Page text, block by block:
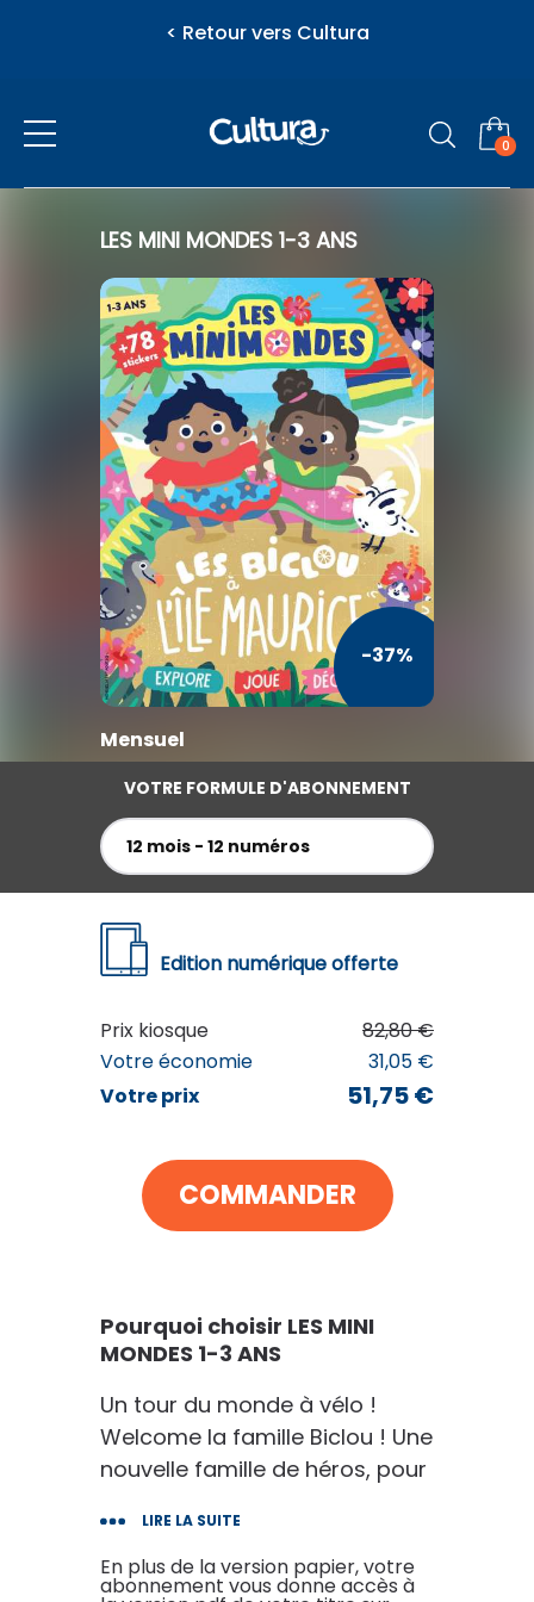
< Retour vers Cultura
eZily - Votre Kiosque numérique
Actualité
Féminins / Santé
Jeunesse
Loisirs / Culture
TV / Vie Pratique
Presse Professionnelle
Je l'éloigne des écrans
0
LES MINI MONDES 1-3 ANS
-37%
Mensuel
VOTRE FORMULE D'ABONNEMENT
12 mois - 12 numéros
Edition numérique offerte
Prix kiosque
82,80 €
Votre économie
31,05 €
Votre prix
51,75 €
COMMANDER
Pourquoi choisir LES MINI
MONDES 1-3 ANS
Un tour du monde à vélo !
Welcome la famille Biclou ! Une
nouvelle famille de héros, pour
monde à vélo.
Eh oui, après 4 ans de tour du
LIRE LA SUITE
En plus de la version papier, votre
abonnement vous donne accès à
Vous venez d'ajouter au panier
l'article suivant
LES MINI MONDES 1-3 ANS
VOIR MON PANIER